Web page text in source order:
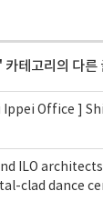
' 카테고리의 다른
Ippei Office ]
ILO
clad dance